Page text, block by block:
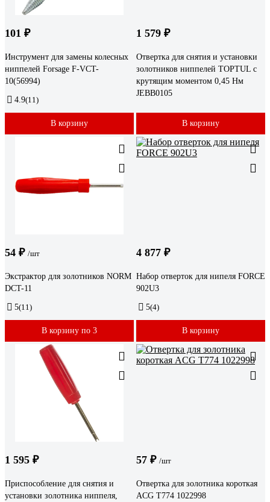
101 ₽
Инструмент для замены колесных
ниппелей Forsage F-VCT-
10(56994)
4.9(11)
В корзину
1 579 ₽
Отвертка для снятия и установки
золотников ниппелей TOPTUL с
крутящим моментом 0,45 Нм
JEBB0105
В корзину
54 ₽ /шт
Экстрактор для золотников NORM
DCT-11
5(11)
В корзину по 3
4 877 ₽
Набор отверток для нипеля FORCE
902U3
5(4)
В корзину
1 595 ₽
Приспособление для снятия и
установки золотника ниппеля,
57 ₽ /шт
Отвертка для золотника короткая
ACG T774 1022998